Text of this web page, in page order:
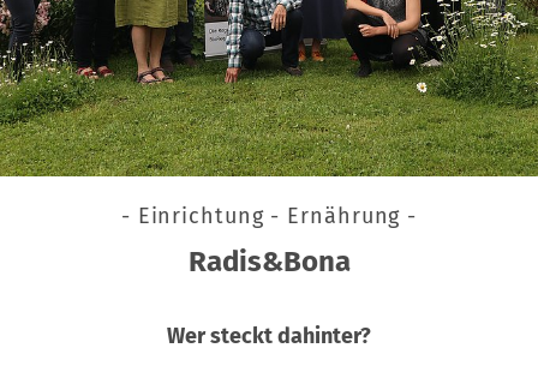
- Einrichtung - Ernährung -
Radis&Bona
Wer steckt dahinter?